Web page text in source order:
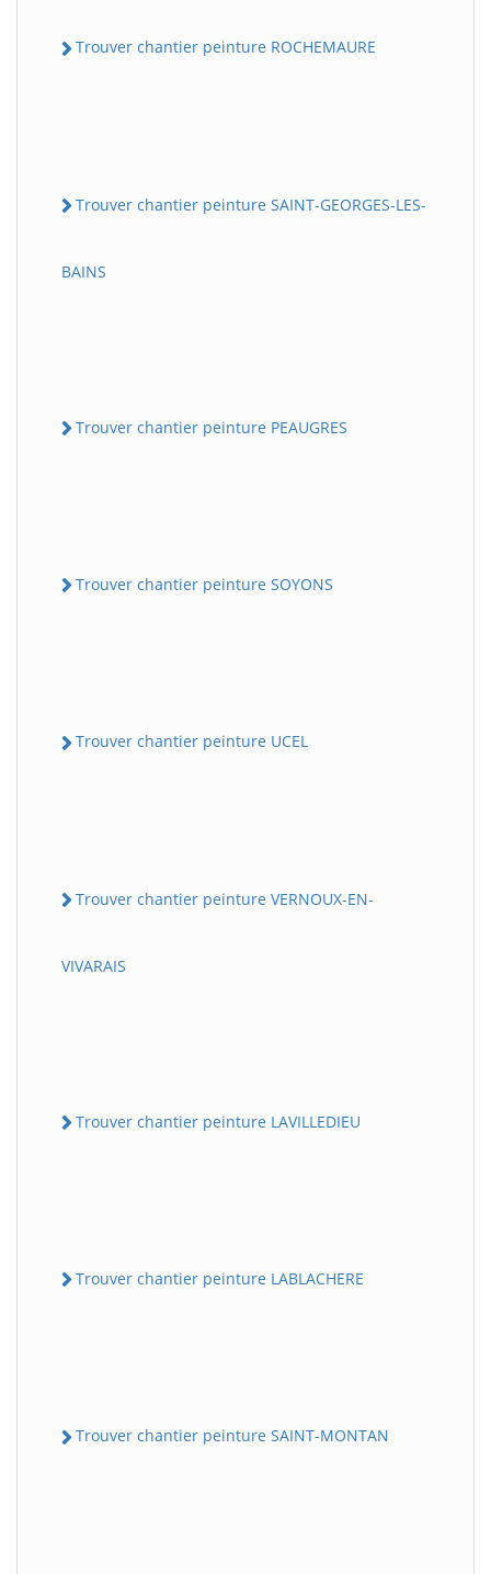
Trouver chantier peinture ROCHEMAURE
Trouver chantier peinture SAINT-GEORGES-LES-
BAINS
Trouver chantier peinture PEAUGRES
Trouver chantier peinture SOYONS
Trouver chantier peinture UCEL
Trouver chantier peinture VERNOUX-EN-
VIVARAIS
Trouver chantier peinture LAVILLEDIEU
Trouver chantier peinture LABLACHERE
Trouver chantier peinture SAINT-MONTAN